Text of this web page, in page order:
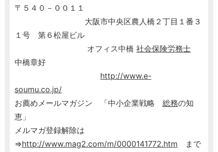
〒５４０－００１１
大阪市中央区農人橋２丁目１番３
１号 第６松屋ビル
オフィス中橋 社会保険労務士
中橋章好
http://www.e-
soumu.co.jp/
お薦めメールマガジン 「中小企業戦略 総務の知
恵」
メルマガ登録解除は
⇒http://www.mag2.com/m/0000141772.htm まで